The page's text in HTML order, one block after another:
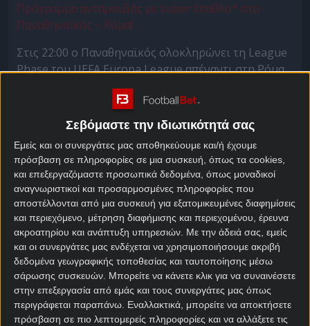
Σεβόμαστε την ιδιωτικότητά σας
Εμείς και οι συνεργάτες μας αποθηκεύουμε και/ή έχουμε
πρόσβαση σε πληροφορίες σε μια συσκευή, όπως τα cookies,
και επεξεργαζόμαστε προσωπικά δεδομένα, όπως μοναδικοί
αναγνωριστικοί και προσαρμοσμένες πληροφορίες που
αποστέλλονται από μια συσκευή για εξατομικευμένες διαφημίσεις
και περιεχόμενο, μέτρηση διαφήμισης και περιεχομένου, έρευνα
ακροατηρίου και ανάπτυξη υπηρεσιών. Με την άδειά σας, εμείς
και οι συνεργάτες μας ενδέχεται να χρησιμοποιήσουμε ακριβή
δεδομένα γεωγραφικής τοποθεσίας και ταυτοποίησης μέσω
σάρωσης συσκευών. Μπορείτε να κάνετε κλικ για να συναινέσετε
στην επεξεργασία από εμάς και τους συνεργάτες μας όπως
περιγράφεται παραπάνω. Εναλλακτικά, μπορείτε να αποκτήσετε
πρόσβαση σε πιο λεπτομερείς πληροφορίες και να αλλάξετε τις
Πρόγραμμα ανταμοιβής με super έπαθλο* στο
Παναθηναϊκός – Ρόμα!
Στις 22:00 ο Παναθηναϊκός ολοκληρώνει τη League
Phase του UEFA Europa League απέναντι στη Ρόμα.
Οι «gialorossi», 6οι στην Ευρώπη και 3οι στην
Ιταλία, φαντάζουν ως ένας επισκέπτης που θα
περάσει από το ΟΑΚΑ εύκολα, ειδικά απέναντι σε
έναν ασταθή και αναιμικό Παναθηναϊκό. Θα είναι
όμως έτσι;
Τις προβλέψεις σου τις βάζεις στο Mission και
αφού το ολοκληρώσεις, θα κερδίσεις ένα έπαθλο*
ανταμοιβής γιαστοίχημα.
Πρόγραμμα ανταμοιβής με super έπαθλο* στο
Παναθηναϊκός – Ρόμα!
Είτε πιάσεις τι προβλέψεις είτε όχι, αρκεί μόνο να
εκπληρώσεις τις προϋποθέσεις του μηχανισμού
που θέτει το Mission.